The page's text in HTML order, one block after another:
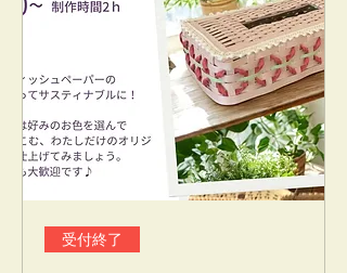
受付終了